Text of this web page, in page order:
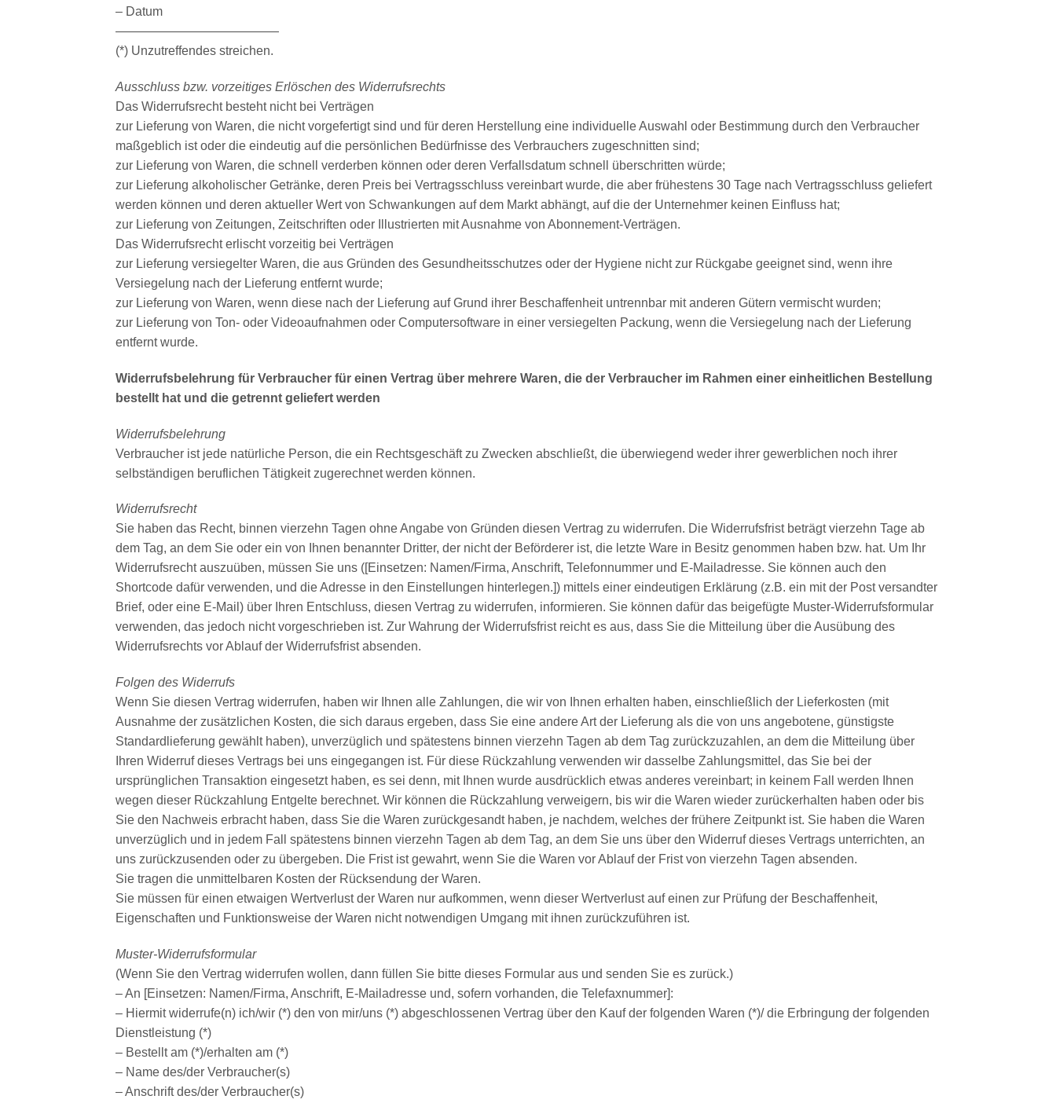
– Datum
—————————————
(*) Unzutreffendes streichen.
Ausschluss bzw. vorzeitiges Erlöschen des Widerrufsrechts
Das Widerrufsrecht besteht nicht bei Verträgen
zur Lieferung von Waren, die nicht vorgefertigt sind und für deren Herstellung eine individuelle Auswahl oder Bestimmung durch den Verbraucher
maßgeblich ist oder die eindeutig auf die persönlichen Bedürfnisse des Verbrauchers zugeschnitten sind;
zur Lieferung von Waren, die schnell verderben können oder deren Verfallsdatum schnell überschritten würde;
zur Lieferung alkoholischer Getränke, deren Preis bei Vertragsschluss vereinbart wurde, die aber frühestens 30 Tage nach Vertragsschluss geliefert
werden können und deren aktueller Wert von Schwankungen auf dem Markt abhängt, auf die der Unternehmer keinen Einfluss hat;
zur Lieferung von Zeitungen, Zeitschriften oder Illustrierten mit Ausnahme von Abonnement-Verträgen.
Das Widerrufsrecht erlischt vorzeitig bei Verträgen
zur Lieferung versiegelter Waren, die aus Gründen des Gesundheitsschutzes oder der Hygiene nicht zur Rückgabe geeignet sind, wenn ihre
Versiegelung nach der Lieferung entfernt wurde;
zur Lieferung von Waren, wenn diese nach der Lieferung auf Grund ihrer Beschaffenheit untrennbar mit anderen Gütern vermischt wurden;
zur Lieferung von Ton- oder Videoaufnahmen oder Computersoftware in einer versiegelten Packung, wenn die Versiegelung nach der Lieferung
entfernt wurde.
Widerrufsbelehrung für Verbraucher für einen Vertrag über mehrere Waren, die der Verbraucher im Rahmen einer einheitlichen Bestellung
bestellt hat und die getrennt geliefert werden
Widerrufsbelehrung
Verbraucher ist jede natürliche Person, die ein Rechtsgeschäft zu Zwecken abschließt, die überwiegend weder ihrer gewerblichen noch ihrer
selbständigen beruflichen Tätigkeit zugerechnet werden können.
Widerrufsrecht
Sie haben das Recht, binnen vierzehn Tagen ohne Angabe von Gründen diesen Vertrag zu widerrufen. Die Widerrufsfrist beträgt vierzehn Tage ab
dem Tag, an dem Sie oder ein von Ihnen benannter Dritter, der nicht der Beförderer ist, die letzte Ware in Besitz genommen haben bzw. hat. Um Ihr
Widerrufsrecht auszuüben, müssen Sie uns ([Einsetzen: Namen/Firma, Anschrift, Telefonnummer und E-Mailadresse. Sie können auch den
Shortcode dafür verwenden, und die Adresse in den Einstellungen hinterlegen.]) mittels einer eindeutigen Erklärung (z.B. ein mit der Post versandter
Brief, oder eine E-Mail) über Ihren Entschluss, diesen Vertrag zu widerrufen, informieren. Sie können dafür das beigefügte Muster-Widerrufsformular
verwenden, das jedoch nicht vorgeschrieben ist. Zur Wahrung der Widerrufsfrist reicht es aus, dass Sie die Mitteilung über die Ausübung des
Widerrufsrechts vor Ablauf der Widerrufsfrist absenden.
Folgen des Widerrufs
Wenn Sie diesen Vertrag widerrufen, haben wir Ihnen alle Zahlungen, die wir von Ihnen erhalten haben, einschließlich der Lieferkosten (mit
Ausnahme der zusätzlichen Kosten, die sich daraus ergeben, dass Sie eine andere Art der Lieferung als die von uns angebotene, günstigste
Standardlieferung gewählt haben), unverzüglich und spätestens binnen vierzehn Tagen ab dem Tag zurückzuzahlen, an dem die Mitteilung über
Ihren Widerruf dieses Vertrags bei uns eingegangen ist. Für diese Rückzahlung verwenden wir dasselbe Zahlungsmittel, das Sie bei der
ursprünglichen Transaktion eingesetzt haben, es sei denn, mit Ihnen wurde ausdrücklich etwas anderes vereinbart; in keinem Fall werden Ihnen
wegen dieser Rückzahlung Entgelte berechnet. Wir können die Rückzahlung verweigern, bis wir die Waren wieder zurückerhalten haben oder bis
Sie den Nachweis erbracht haben, dass Sie die Waren zurückgesandt haben, je nachdem, welches der frühere Zeitpunkt ist. Sie haben die Waren
unverzüglich und in jedem Fall spätestens binnen vierzehn Tagen ab dem Tag, an dem Sie uns über den Widerruf dieses Vertrags unterrichten, an
uns zurückzusenden oder zu übergeben. Die Frist ist gewahrt, wenn Sie die Waren vor Ablauf der Frist von vierzehn Tagen absenden.
Sie tragen die unmittelbaren Kosten der Rücksendung der Waren.
Sie müssen für einen etwaigen Wertverlust der Waren nur aufkommen, wenn dieser Wertverlust auf einen zur Prüfung der Beschaffenheit,
Eigenschaften und Funktionsweise der Waren nicht notwendigen Umgang mit ihnen zurückzuführen ist.
Muster-Widerrufsformular
(Wenn Sie den Vertrag widerrufen wollen, dann füllen Sie bitte dieses Formular aus und senden Sie es zurück.)
– An [Einsetzen: Namen/Firma, Anschrift, E-Mailadresse und, sofern vorhanden, die Telefaxnummer]:
– Hiermit widerrufe(n) ich/wir (*) den von mir/uns (*) abgeschlossenen Vertrag über den Kauf der folgenden Waren (*)/ die Erbringung der folgenden
Dienstleistung (*)
– Bestellt am (*)/erhalten am (*)
– Name des/der Verbraucher(s)
– Anschrift des/der Verbraucher(s)